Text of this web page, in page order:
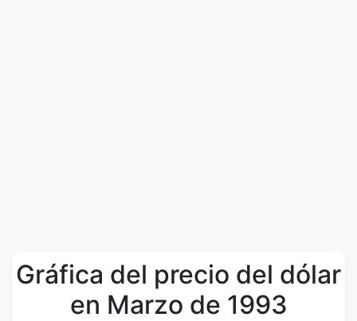
Gráfica del precio del dólar
en Marzo de 1993